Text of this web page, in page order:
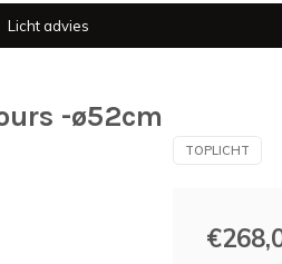
Licht advies
-ø52cm
TOPLICHT